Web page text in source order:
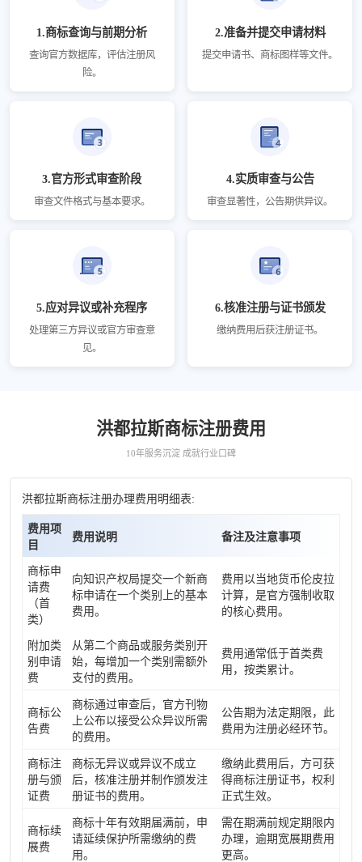
1.商标查询与前期分析
查询官方数据库，评估注册风
险。
2.准备并提交申请材料
提交申请书、商标图样等文件。
3.官方形式审查阶段
审查文件格式与基本要求。
4.实质审查与公告
审查显著性，公告期供异议。
5.应对异议或补充程序
处理第三方异议或官方审查意
见。
6.核准注册与证书颁发
缴纳费用后获注册证书。
洪都拉斯商标注册费用
10年服务沉淀 成就行业口碑
洪都拉斯商标注册办理费用明细表:
费用项
目
费用说明 备注及注意事项
商标申
请费
（首
类）
向知识产权局提交一个新商
标申请在一个类别上的基本
费用。
费用以当地货币伦皮拉
计算，是官方强制收取
的核心费用。
附加类
别申请
费
从第二个商品或服务类别开
始，每增加一个类别需额外
支付的费用。
费用通常低于首类费
用，按类累计。
商标公
告费
商标通过审查后，官方刊物
上公布以接受公众异议所需
的费用。
公告期为法定期限，此
费用为注册必经环节。
商标注
册与颁
证费
商标无异议或异议不成立
后，核准注册并制作颁发注
册证书的费用。
缴纳此费用后，方可获
得商标注册证书，权利
正式生效。
商标续
展费
商标十年有效期届满前，申
请延续保护所需缴纳的费
用。
需在期满前规定期限内
办理，逾期宽展期费用
更高。